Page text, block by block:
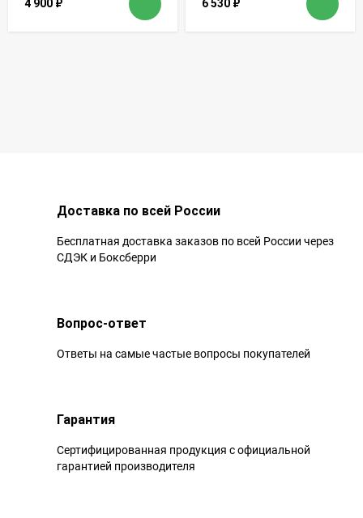
4 900 ₽ 6 530 ₽
Доставка по всей России
Бесплатная доставка заказов по всей России через
СДЭК и Боксберри
Вопрос-ответ
Ответы на самые частые вопросы покупателей
Гарантия
Сертифицированная продукция с официальной
гарантией производителя